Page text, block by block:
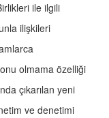
ile ilgili
ilişkileri
olmama özelliği
çıkarılan yeni
ve denetimi